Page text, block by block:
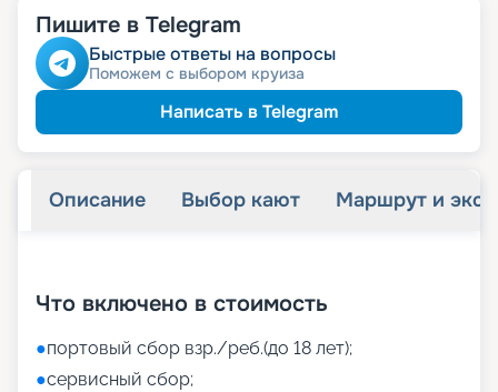
Пишите в Telegram
Быстрые ответы на вопросы
Поможем с выбором круиза
Написать в Telegram
Описание Выбор кают Маршрут и
Что включено в стоимость
●портовый сбор взр./реб.(до 18 лет);
●сервисный сбор;